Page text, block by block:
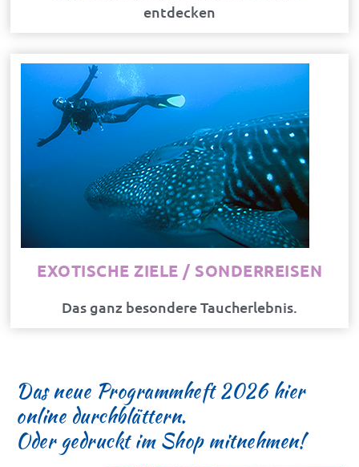
entdecken
EXOTISCHE ZIELE / SONDERREISEN
Das ganz besondere Taucherlebnis.
Das neue Programmheft 2026 hier
online durchblättern.
Oder gedruckt im Shop mitnehmen!